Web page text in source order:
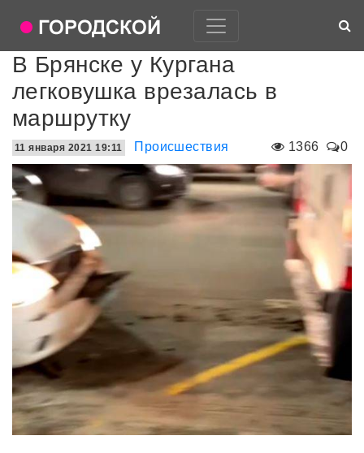
В Брянске у Кургана
легковушка врезалась в
маршрутку
1366 0
11 января 2021 19:11 Происшествия